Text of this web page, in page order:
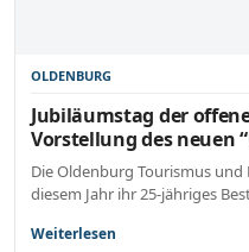
OLDENBURG
Jubiläumstag der
Vorstellung des neuen
Die Oldenburg Tourismus
diesem Jahr ihr 25-jähriges
Weiterlesen